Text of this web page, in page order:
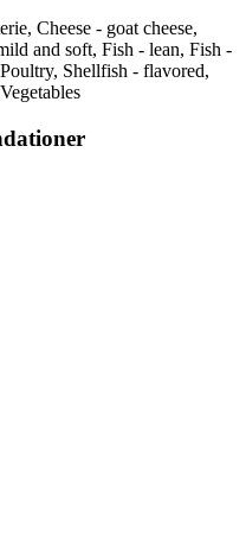
Cheese - goat cheese,
and soft, Fish - lean, Fish -
Shellfish - flavored,